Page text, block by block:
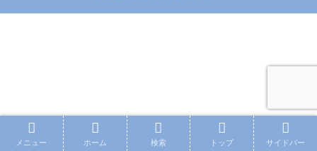
メニュー ホーム 検索 トップ サイドバー